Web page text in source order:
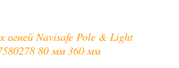
огней Navisafe Pole & Light
80 мм 360 мм